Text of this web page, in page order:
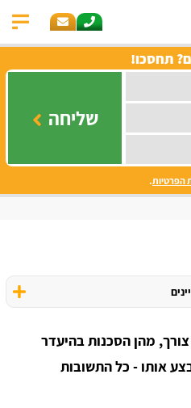
תחסכו!
שליחה
הפרטיות.
מהן הסכנות בהיעדר
אותו - כל התשובות